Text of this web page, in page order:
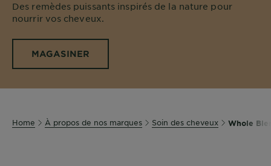
Des remèdes puissants inspirés de la nature pour
nourrir vos cheveux.
MAGASINER
Home À propos de nos marques Soin des cheveux Whole